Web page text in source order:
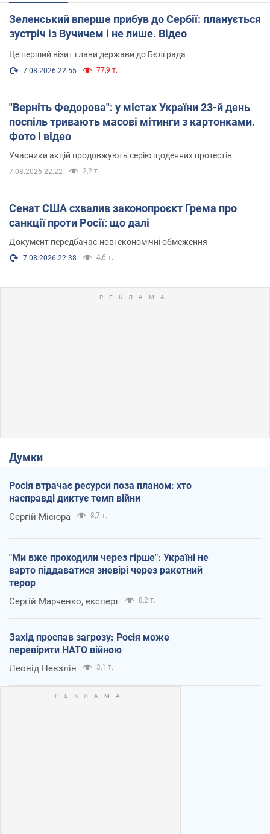
Зеленський вперше прибув до Сербії: планується
зустріч із Вучичем і не лише. Відео
Це перший візит глави держави до Бєлграда
7.08.2026 22:55 77,9 т.
"Верніть Федорова": у містах України 23-й день
поспіль тривають масові мітинги з картонками.
Фото і відео
Учасники акцій продовжують серію щоденних протестів
7.08.2026 22:22 2,2 т.
Сенат США схвалив законопроєкт Грема про
санкції проти Росії: що далі
Документ передбачає нові економічні обмеження
7.08.2026 22:38 4,6 т.
Думки
Росія втрачає ресурси поза планом: хто
насправді диктує темп війни
Сергій Місюра 8,7 т.
"Ми вже проходили через гірше": Україні не
варто піддаватися зневірі через ракетний
терор
Сергій Марченко, експерт 8,2 т.
Захід проспав загрозу: Росія може
перевірити НАТО війною
Леонід Невзлін 3,1 т.